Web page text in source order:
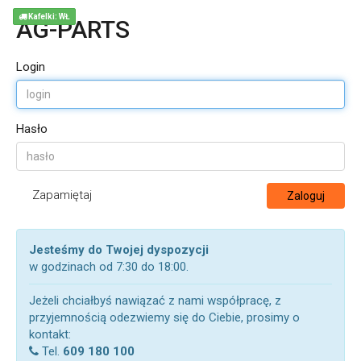
AG-PARTS
Login
Hasło
Zapamiętaj Zaloguj
Jesteśmy do Twojej dyspozycji
w godzinach od 7:30 do 18:00.
Jeżeli chciałbyś nawiązać z nami współpracę, z
przyjemnością odezwiemy się do Ciebie, prosimy o
kontakt:
Tel. 609 180 100
Kafelki: WŁ